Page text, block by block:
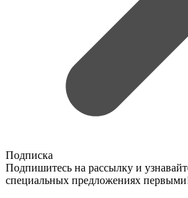
Подписка
Подпишитесь на рассылку и
специальных предложениях